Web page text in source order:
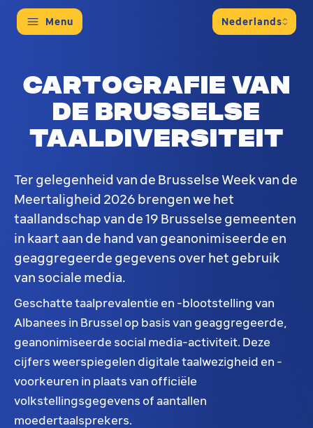
Menu
Cartografie van
de Brusselse
taaldiversiteit
Ter gelegenheid van de Brusselse Week van de
Meertaligheid 2026 brengen we het
taallandschap van de 19 Brusselse gemeenten
in kaart aan de hand van geanonimiseerde en
geaggregeerde gegevens over het gebruik
van sociale media.
Geschatte taalprevalentie en -blootstelling van
Albanees in Brussel op basis van geaggregeerde,
geanonimiseerde social media-activiteit. Deze
cijfers weerspiegelen digitale taalwezigheid en -
voorkeuren in plaats van officiële
volkstellingsgegevens of aantallen
moedertaalsprekers.